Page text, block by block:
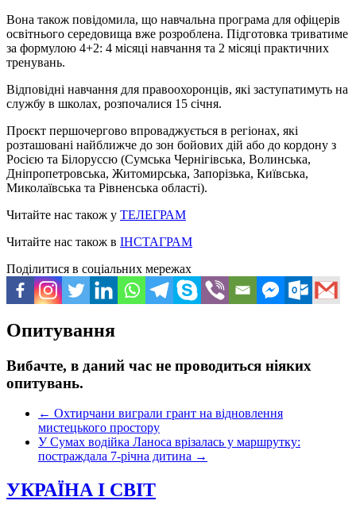
Вона також повідомила, що навчальна програма для офіцерів
освітнього середовища вже розроблена. Підготовка триватиме
за формулою 4+2: 4 місяці навчання та 2 місяці практичних
тренувань.
Відповідні навчання для правоохоронців, які заступатимуть на
службу в школах, розпочалися 15 січня.
Проєкт першочергово впроваджується в регіонах, які
розташовані найближче до зон бойових дій або до кордону з
Росією та Білоруссю (Сумська Чернігівська, Волинська,
Дніпропетровська, Житомирська, Запорізька, Київська,
Миколаївська та Рівненська області).
Читайте нас також у ТЕЛЕГРАМ
Читайте нас також в ІНСТАГРАМ
Поділитися в соціальних мережах
Опитування
Вибачте, в даний час не проводиться ніяких
опитувань.
← Охтирчани виграли грант на відновлення
мистецького простору
У Сумах водійка Ланоса врізалась у маршрутку:
постраждала 7-річна дитина →
УКРАЇНА І СВІТ